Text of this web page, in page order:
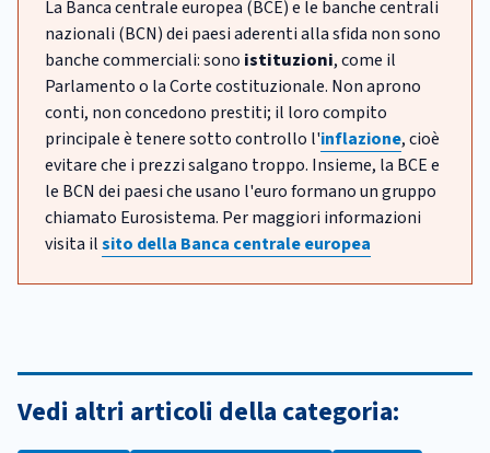
La Banca centrale europea (BCE) e le banche centrali
nazionali (BCN) dei paesi aderenti alla sfida non sono
banche commerciali: sono istituzioni, come il
Parlamento o la Corte costituzionale. Non aprono
conti, non concedono prestiti; il loro compito
principale è tenere sotto controllo l'inflazione, cioè
evitare che i prezzi salgano troppo. Insieme, la BCE e
le BCN dei paesi che usano l'euro formano un gruppo
chiamato Eurosistema. Per maggiori informazioni
visita ilsito della Banca centrale europea
Vedi altri articoli della categoria: